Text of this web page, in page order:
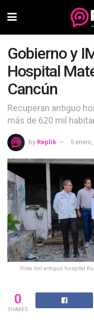
Gobierno y
Hospital
Cancún
Recuperan antiguo
más de 620 mil
by Replik 5
Vista del antiguo hospital
0
SHARES